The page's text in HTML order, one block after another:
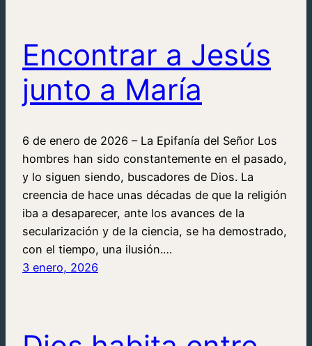
Encontrar a Jesús
junto a María
6 de enero de 2026 – La Epifanía del Señor Los
hombres han sido constantemente en el pasado,
y lo siguen siendo, buscadores de Dios. La
creencia de hace unas décadas de que la religión
iba a desaparecer, ante los avances de la
secularización y de la ciencia, se ha demostrado,
con el tiempo, una ilusión.…
3 enero, 2026